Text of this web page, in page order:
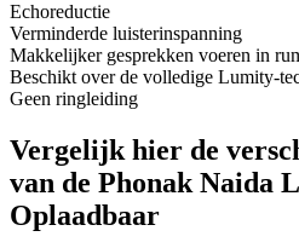
Echoreductie
Verminderde luisterinspanning
Makkelijker gesprekken voeren in
Beschikt over de volledige Lumity-
Geen ringleiding
Vergelijk hier de
van de Phonak Naida
Oplaadbaar